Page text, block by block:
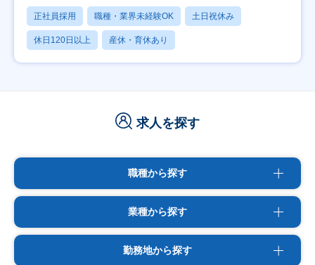
正社員採用 職種・業界未経験OK 土日祝休み
休日120日以上 産休・育休あり
求人を探す
職種から探す
業種から探す
勤務地から探す